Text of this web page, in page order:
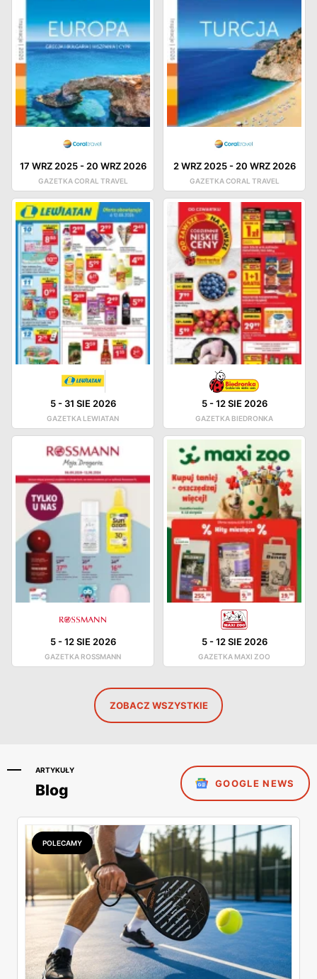
17 WRZ 2025- 20 WRZ 2026
GAZETKA CORAL TRAVEL
2 WRZ 2025- 20 WRZ 2026
GAZETKA CORAL TRAVEL
5- 31 SIE 2026
GAZETKA LEWIATAN
5-12 SIE 2026
GAZETKA BIEDRONKA
5-12 SIE 2026
GAZETKA ROSSMANN
5-12 SIE 2026
GAZETKA MAXI ZOO
ZOBACZ WSZYSTKIE
ARTYKUŁY
Blog GOOGLE NEWS
POLECAMY